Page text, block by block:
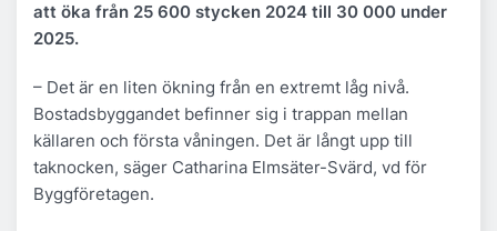
att öka från 25 600 stycken 2024 till 30 000 under
2025.
– Det är en liten ökning från en extremt låg nivå.
Bostadsbyggandet befinner sig i trappan mellan
källaren och första våningen. Det är långt upp till
taknocken, säger Catharina Elmsäter-Svärd, vd för
Byggföretagen.